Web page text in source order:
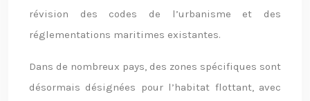
révision des codes de l’urbanisme et des
réglementations maritimes existantes.
Dans de nombreux pays, des zones spécifiques sont
désormais désignées pour l’habitat flottant, avec